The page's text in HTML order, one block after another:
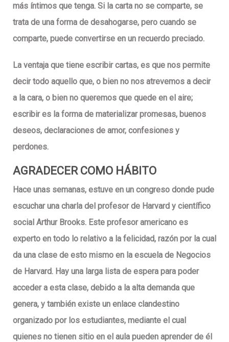
más íntimos que tenga. Si la carta no se comparte, se
trata de una forma de desahogarse, pero cuando se
comparte, puede convertirse en un recuerdo preciado.
La ventaja que tiene escribir cartas, es que nos permite
decir todo aquello que, o bien no nos atrevemos a decir
a la cara, o bien no queremos que quede en el aire;
escribir es la forma de materializar promesas, buenos
deseos, declaraciones de amor, confesiones y
perdones.
AGRADECER COMO HÁBITO
Hace unas semanas, estuve en un congreso donde pude
escuchar una charla del profesor de Harvard y científico
social Arthur Brooks. Este profesor americano es
experto en todo lo relativo a la felicidad, razón por la cual
da una clase de esto mismo en la escuela de Negocios
de Harvard. Hay una larga lista de espera para poder
acceder a esta clase, debido a la alta demanda que
genera, y también existe un enlace clandestino
organizado por los estudiantes, mediante el cual
quienes no tienen sitio en el aula pueden aprender de él